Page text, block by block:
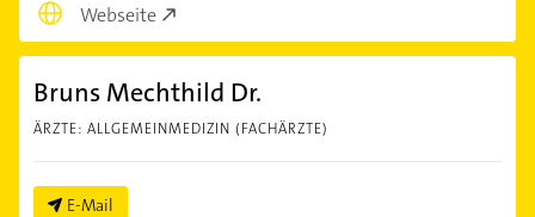
Webseite
Bruns Mechthild Dr.
ÄRZTE: ALLGEMEINMEDIZIN (FACHÄRZTE)
E-Mail